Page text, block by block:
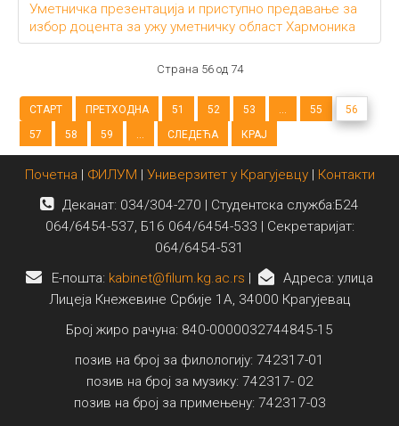
Уметничка презентација и приступно предавање за
избор доцента за ужу уметничку област Хармоника
Страна 56 од 74
СТАРТ ПРЕТХОДНА 51 52 53 ... 55
56
57
58 59 ... СЛЕДЕЋА КРАЈ
Почетна | ФИЛУМ | Универзитет у Крагујевцу| Контакти
Деканат: 034/304-270 | Студентска служба:Б24
064/6454-537, Б16 064/6454-533 | Секретаријат:
064/6454-531
E-пошта: kabinet@filum.kg.ac.rs |
Адреса: улица
Лицеја Кнежевине Србије 1А, 34000 Крагујевац
Број жиро рачуна: 840-0000032744845-15
позив на број за филологију: 742317-01
позив на број за музику: 742317- 02
позив на број за примењену: 742317-03